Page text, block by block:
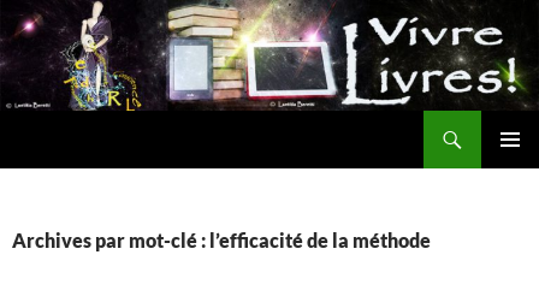
Aller
au
contenu
Archives par mot-clé : l’efficacité de la méthode